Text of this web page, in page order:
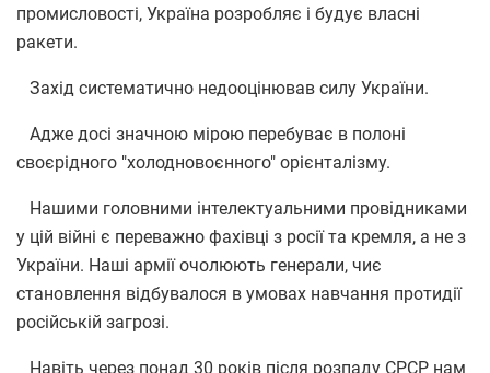
промисловості, Україна розробляє і будує власні
ракети.
Захід систематично недооцінював силу України.
Адже досі значною мірою перебуває в полоні
своєрідного "холодновоєнного" орієнталізму.
Нашими головними інтелектуальними провідниками
у цій війні є переважно фахівці з росії та кремля, а не з
України. Наші армії очолюють генерали, чиє
становлення відбувалося в умовах навчання протидії
російській загрозі.
Навіть через понад 30 років після розпаду СРСР нам